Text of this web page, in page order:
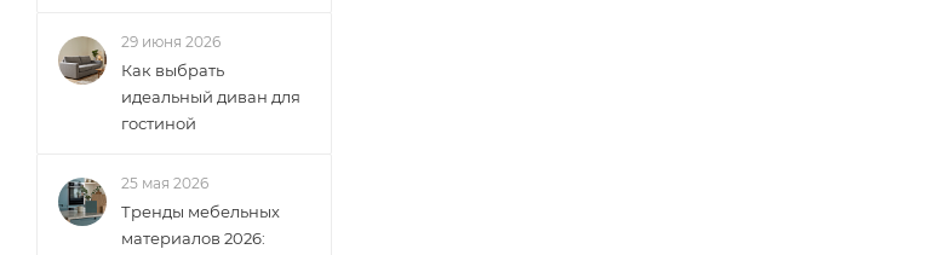
29 июня 2026
Как выбрать
идеальный диван для
гостиной
25 мая 2026
Тренды мебельных
материалов 2026: